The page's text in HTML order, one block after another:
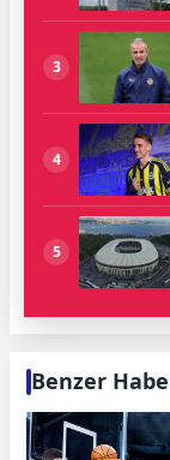
3
4
5
Benzer